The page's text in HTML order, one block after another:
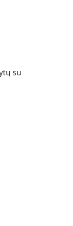
su